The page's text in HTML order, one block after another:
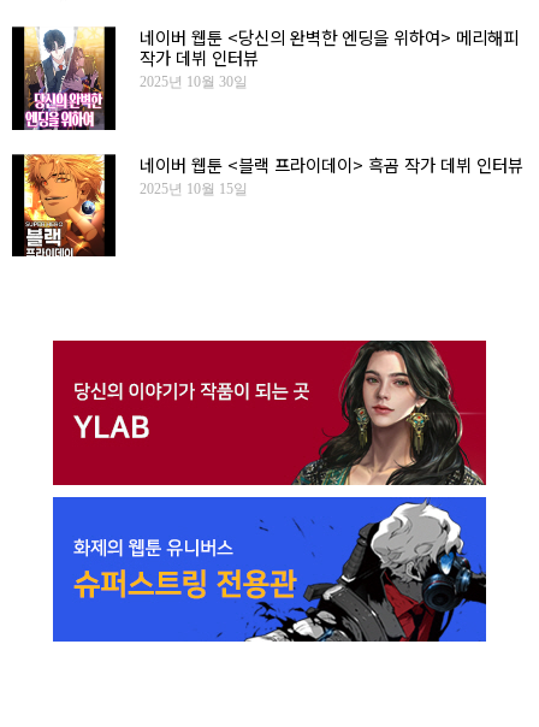
네이버 웹툰 <당신의 완벽한 엔딩을 위하여> 메리해피
작가 데뷔 인터뷰
2025년 10월 30일
네이버 웹툰 <블랙 프라이데이> 흑곰 작가 데뷔 인터뷰
2025년 10월 15일